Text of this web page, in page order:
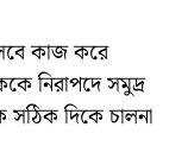
কাজ করে
নিরাপদে সমুদ্র
সঠিক দিকে চালনা